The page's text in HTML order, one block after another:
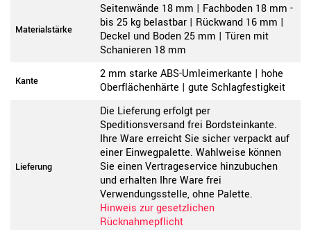
Materialstärke
Seitenwände 18 mm | Fachboden 18 mm -
bis 25 kg belastbar | Rückwand 16 mm |
Deckel und Boden 25 mm | Türen mit
Schanieren 18 mm
Kante
2 mm starke ABS-Umleimerkante | hohe
Oberflächenhärte | gute Schlagfestigkeit
Lieferung
Die Lieferung erfolgt per
Speditionsversand frei Bordsteinkante.
Ihre Ware erreicht Sie sicher verpackt auf
einer Einwegpalette. Wahlweise können
Sie einen Vertrageservice hinzubuchen
und erhalten Ihre Ware frei
Verwendungsstelle, ohne Palette.
Hinweis zur gesetzlichen
Rücknahmepflicht